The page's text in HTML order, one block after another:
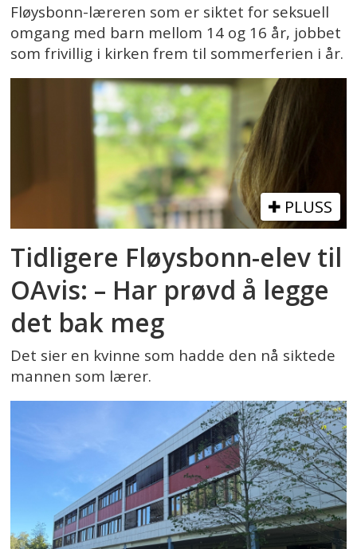
Fløysbonn-læreren som er siktet for seksuell
omgang med barn mellom 14 og 16 år, jobbet
som frivillig i kirken frem til sommerferien i år.
PLUSS
Tidligere Fløysbonn-elev til
OAvis: – Har prøvd å legge
det bak meg
Det sier en kvinne som hadde den nå siktede
mannen som lærer.